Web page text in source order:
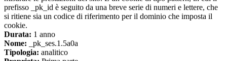
prefisso _pk_id è seguito da una breve serie di numeri e lettere, che
si ritiene sia un codice di riferimento per il dominio che imposta il
cookie.
Durata: 1 anno
Nome: _pk_ses.1.5a0a
Tipologia: analitico